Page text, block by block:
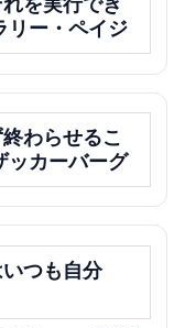
を実行でき
ー・ペイジ
わらせるこ
ッカーバーグ
いつも自分